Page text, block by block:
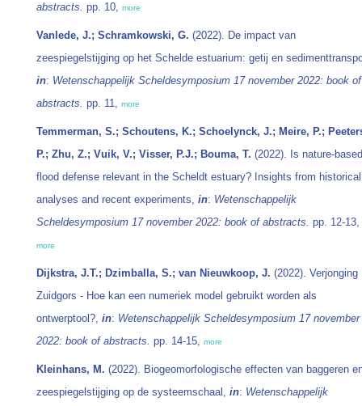
abstracts. pp. 10, more
Vanlede, J.; Schramkowski, G. (2022). De impact van
zeespiegelstijging op het Schelde estuarium: getij en
in: Wetenschappelijk Scheldesymposium 17 november 2022: book of
abstracts. pp. 11, more
Temmerman, S.; Schoutens, K.; Schoelynck, J.; Meire, P.;
P.; Zhu, Z.; Vuik, V.; Visser, P.J.; Bouma, T. (2022). Is nature-based
flood defense relevant in the Scheldt estuary? Insights from historical
analyses and recent experiments, in: Wetenschappelijk
Scheldesymposium 17 november 2022: book of abstracts. pp. 12-13,
more
Dijkstra, J.T.; Dzimballa, S.; van Nieuwkoop, J. (2022). Verjonging
Zuidgors - Hoe kan een numeriek model gebruikt worden als
ontwerptool?, in: Wetenschappelijk Scheldesymposium 17 november
2022: book of abstracts. pp. 14-15, more
Kleinhans, M. (2022). Biogeomorfologische effecten van baggeren
zeespiegelstijging op de systeemschaal, in: Wetenschappelijk